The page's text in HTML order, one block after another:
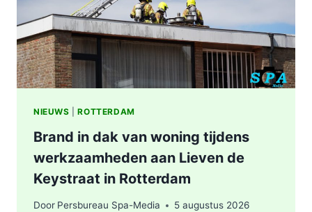
ROTTERDAM
NIEUWS |ROTTERDAM
Brand in dak van woning tijdens
werkzaamheden aan Lieven de
Keystraat in Rotterdam
Door Persbureau Spa-Media 5 augustus 2026